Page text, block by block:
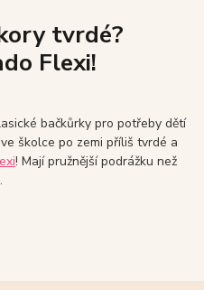
tvrdé?
Flexi!
bačkůrky pro potřeby dětí
školce po zemi příliš tvrdé a
! Mají pružnější podrážku než